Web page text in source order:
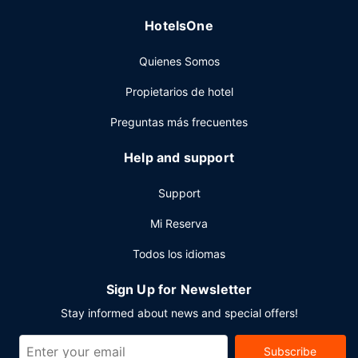
HotelsOne
Quienes Somos
Propietarios de hotel
Preguntas más frecuentes
Help and support
Support
Mi Reserva
Todos los idiomas
Sign Up for Newsletter
Stay informed about news and special offers!
Subscribe